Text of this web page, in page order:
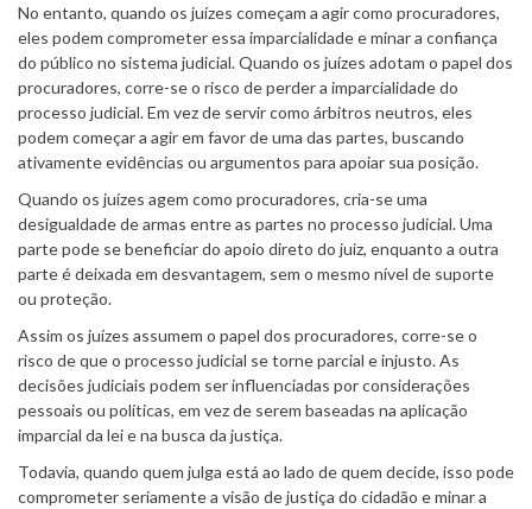
No entanto, quando os juízes começam a agir como procuradores,
eles podem comprometer essa imparcialidade e minar a confiança
do público no sistema judicial. Quando os juízes adotam o papel dos
procuradores, corre-se o risco de perder a imparcialidade do
processo judicial. Em vez de servir como árbitros neutros, eles
podem começar a agir em favor de uma das partes, buscando
ativamente evidências ou argumentos para apoiar sua posição.
Quando os juízes agem como procuradores, cria-se uma
desigualdade de armas entre as partes no processo judicial. Uma
parte pode se beneficiar do apoio direto do juiz, enquanto a outra
parte é deixada em desvantagem, sem o mesmo nível de suporte
ou proteção.
Assim os juízes assumem o papel dos procuradores, corre-se o
risco de que o processo judicial se torne parcial e injusto. As
decisões judiciais podem ser influenciadas por considerações
pessoais ou políticas, em vez de serem baseadas na aplicação
imparcial da lei e na busca da justiça.
Todavia, quando quem julga está ao lado de quem decide, isso pode
comprometer seriamente a visão de justiça do cidadão e minar a